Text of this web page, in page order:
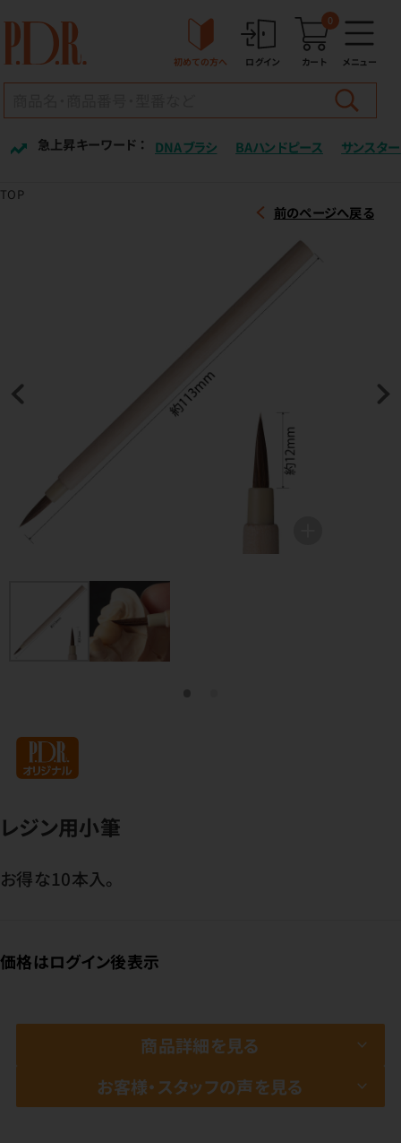
初めての方へ ログイン カート
0
メニュー
急上昇キーワード ： DNAブラシ BAハンドピース サンスター
TOP
前のページへ戻る
レジン用小筆
お得な10本入。
価格はログイン後表示
商品詳細を見る
お客様・スタッフの声を見る